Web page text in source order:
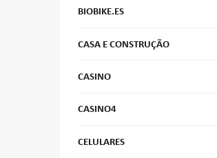
BIOBIKE.ES
CASA E CONSTRUÇÃO
CASINO
CASINO4
CELULARES